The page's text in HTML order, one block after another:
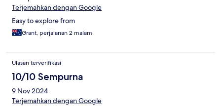
Terjemahkan dengan Google
Easy to explore from
Grant, perjalanan 2 malam
Ulasan terverifikasi
10/10 Sempurna
9 Nov 2024
Terjemahkan dengan Google